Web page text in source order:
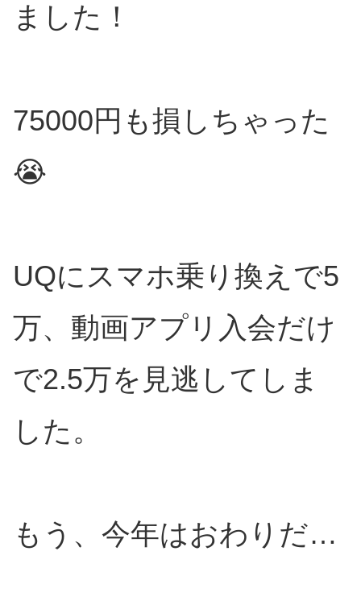
ました！
75000円も損しちゃった
😭
UQにスマホ乗り換えで5
万、動画アプリ入会だけ
で2.5万を見逃してしま
した。
もう、今年はおわりだ…